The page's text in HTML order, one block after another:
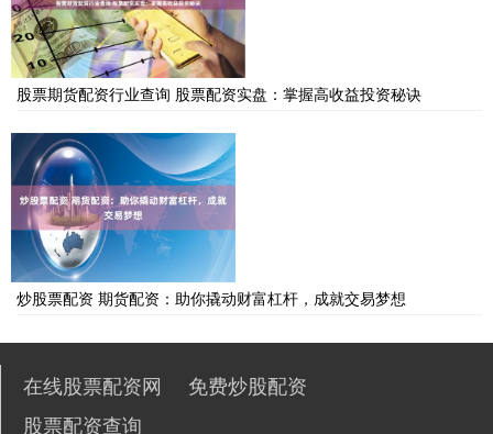
股票期货配资行业查询 股票配资实盘：掌握高收益投资秘诀
炒股票配资 期货配资：助你撬动财富杠杆，成就交易梦想
在线股票配资网
免费炒股配资
股票配资查询